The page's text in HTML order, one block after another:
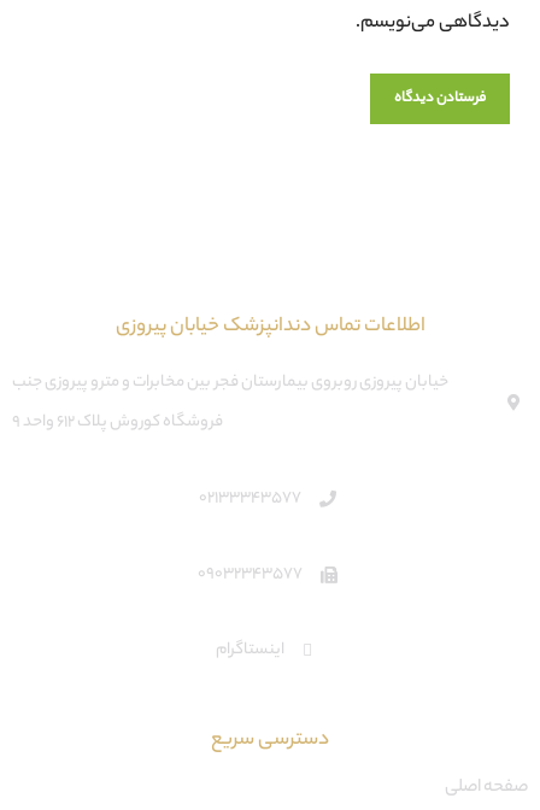
دیدگاهی می‌نویسم.
اطلاعات تماس دندانپزشک خیابان پیروزی
خیابان پیروزی روبروی بیمارستان فجر بین مخابرات و مترو پیروزی جنب
فروشگاه کوروش پلاک ۶۱۲ واحد ۹
02133343577
09032343577
اینستاگرام
دسترسی سریع
صفحه اصلی